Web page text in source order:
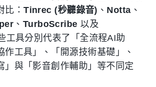
比：Tinrec (秒聽錄音) 、 Notta 、
、 TurboScribe 以及
工具分別代表了「全流程AI助
作工具」、「開源技術基礎」、
」與「影音創作輔助」等不同定